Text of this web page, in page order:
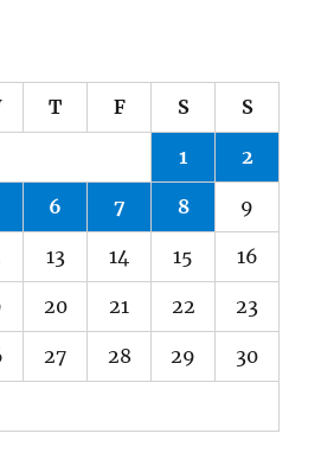
T F S S
1 2
6 7 8 9
13 14 15 16
20 21 22 23
27 28 29 30